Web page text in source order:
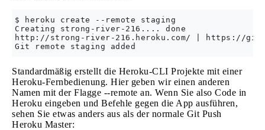
$ heroku create --remote staging
Creating strong-river-216.... done
http://strong-river-216.heroku.com/ | https://
Standardmäßig erstellt die Heroku-CLI Projekte mit einer
Heroku-Fernbedienung. Hier geben wir einen anderen
Namen mit der Flagge --remote an. Wenn Sie also Code in
Heroku eingeben und Befehle gegen die App ausführen,
sehen Sie etwas anders aus als der normale Git Push
Heroku Master: